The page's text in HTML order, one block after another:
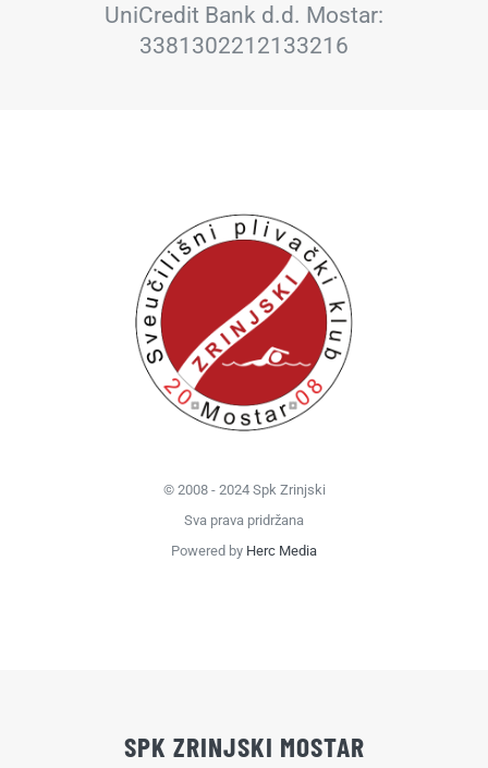
UniCredit Bank d.d. Mostar:
3381302212133216
© 2008 - 2024 Spk Zrinjski
Sva prava pridržana
Powered by Herc Media
SPK ZRINJSKI MOSTAR